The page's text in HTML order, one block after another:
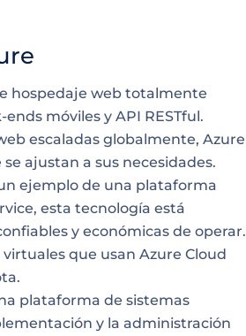
hospedaje web totalmente
móviles y API RESTful.
escaladas globalmente, Azure
ajustan a sus necesidades.
ejemplo de una plataforma
esta tecnología está
y económicas de operar.
que usan Azure Cloud
plataforma de sistemas
y la administración